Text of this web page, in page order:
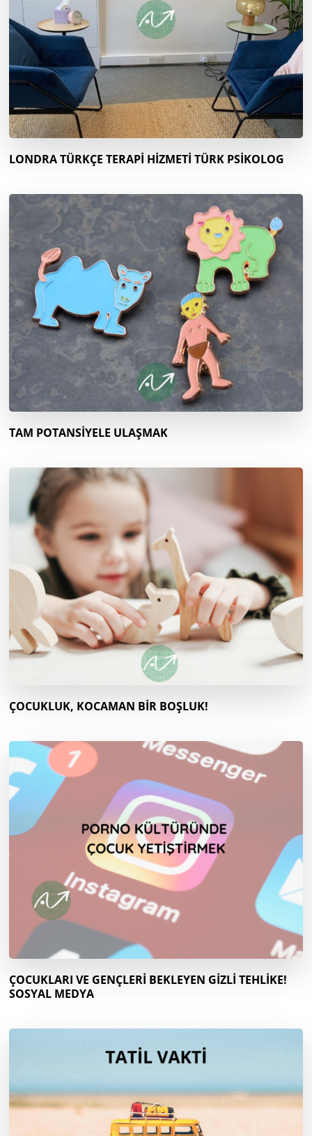
LONDRA TÜRKÇE TERAPİ HİZMETİ TÜRK PSİKOLOG
TAM POTANSİYELE ULAŞMAK
ÇOCUKLUK, KOCAMAN BİR BOŞLUK!
ÇOCUKLARI VE GENÇLERİ BEKLEYEN GİZLİ TEHLİKE!
SOSYAL MEDYA